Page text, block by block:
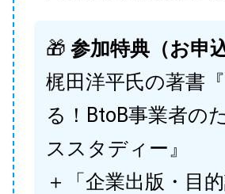
🎁 参加特典（お申
梶田洋平氏の著書
る！BtoB事業者の
ススタディー』
＋「企業出版・目